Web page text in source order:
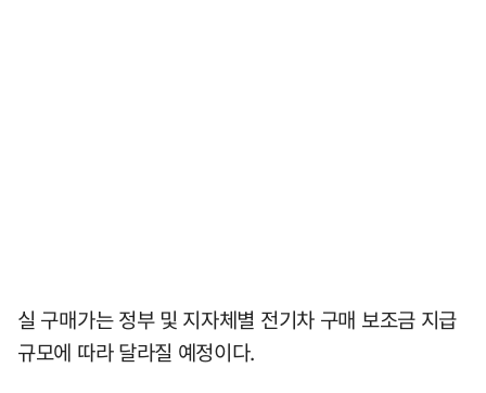
실 구매가는 정부 및 지자체별 전기차 구매 보조금 지급
규모에 따라 달라질 예정이다.